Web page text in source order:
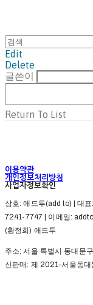
Edit
Delete
글쓴이
Return To List
이용약관
개인정보처리방침
사업자정보확인
상호: 애드투(add to) | 대
7241-7747 | 이메일:
(황정희) 애드투
주소: 서울 특별시 동대문
신판매: 제 2021-서울동